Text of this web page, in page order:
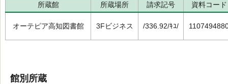
所蔵館 所蔵場所 請求記号 資料コード
オーテピア高知図書館 3Fビジネス /336.92/ｷﾕ/
館別所蔵